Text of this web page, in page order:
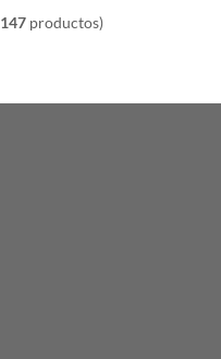
147productos)